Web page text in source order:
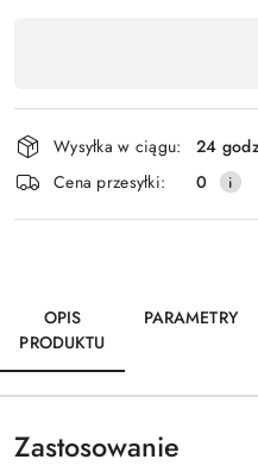
płatność
i
dostawa
Wysyłka w ciągu:
24
Cena przesyłki:
0
OPIS
PRODUKTU
PARAMETRY
Zastosowanie